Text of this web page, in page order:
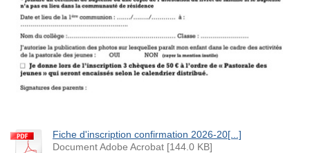
Fiche d'inscription confirmation 2026-20[...]
Document Adobe Acrobat [144.0 KB]